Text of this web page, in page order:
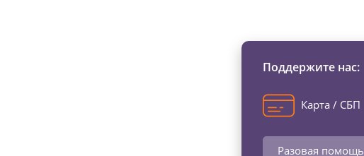
Поддержите нас:
Карта / СБП
Разовая помощь